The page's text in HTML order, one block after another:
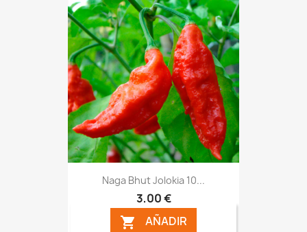
Naga Bhut Jolokia 10...
3,00 €
 AÑADIR